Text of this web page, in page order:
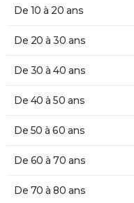
De 10 à 20 ans
De 20 à 30 ans
De 30 à 40 ans
De 40 à 50 ans
De 50 à 60 ans
De 60 à 70 ans
De 70 à 80 ans